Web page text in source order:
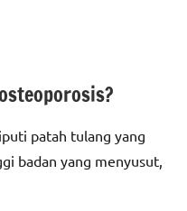
patah tulang yang
badan yang menyusut,